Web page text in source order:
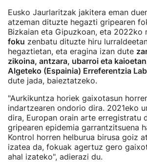
Eusko Jaurlaritzak jakitera eman
atzeman dituzte hegazti gripearen
Bizkaian eta Gipuzkoan, eta 2022ko
foku zenbatu dituzte hiru
hegaztietan, eta eragina izan dute
zikoina, antzara, ubarroi eta kaioetan
Algeteko (Espainia) Erreferentzia
dute jada, baieztatzeko.
"Aurkikuntza horiek gaixotasun
indartzearen ondorio dira. 2021eko
dira, Europan orain arte erregistratu
gripearen epidemia garrantzitsuena
Kontrol horren helburua birusa goiz
izatea da, fokuak agertuz gero
ahal izateko", adierazi du.